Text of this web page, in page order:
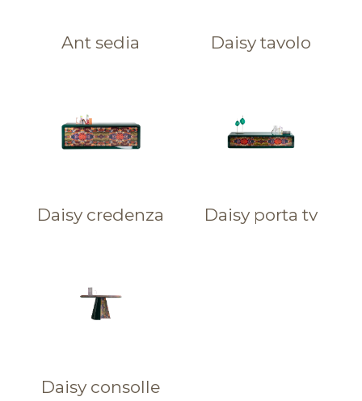
Ant sedia Daisy tavolo
Daisy credenza Daisy porta tv
Daisy consolle